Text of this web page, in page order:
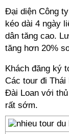
Đại diện Công
kéo dài 4 ngày
dân tăng cao.
tăng hơn 20%
Khách đăng ký
Các tour đi Thái
Đài Loan với
rất sớm.